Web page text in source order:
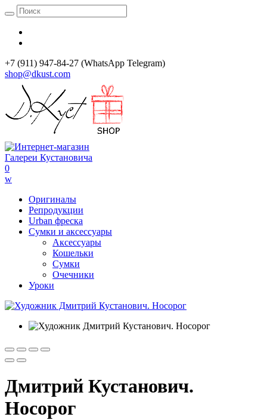
+7 (911) 947-84-27 (WhatsApp Telegram)
shop@dkust.com
0
w
Оригиналы
Репродукции
Urban фреска
Сумки и аксессуары
Аксессуары
Кошельки
Сумки
Очечники
Уроки
Дмитрий Кустанович.
Носорог